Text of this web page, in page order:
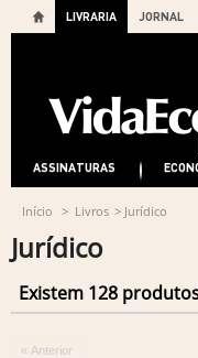
LIVRARIA JORNAL
ASSINATURAS
Início > Livros > Jurídico
Jurídico
Existem 128
« Anterior